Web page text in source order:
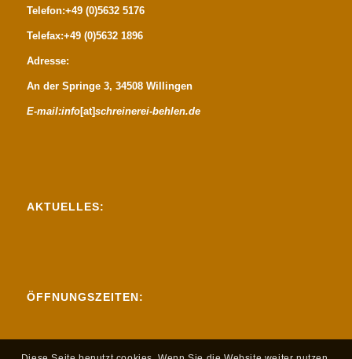
Telefon:+49 (0)5632 5176
Telefax:+49 (0)5632 1896
Adresse:
An der Springe 3, 34508 Willingen
E-mail:info[at]schreinerei-behlen.de
AKTUELLES:
ÖFFNUNGSZEITEN: